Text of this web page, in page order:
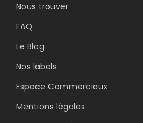
Nous trouver
FAQ
Le Blog
Nos labels
Espace Commerciaux
Mentions légales